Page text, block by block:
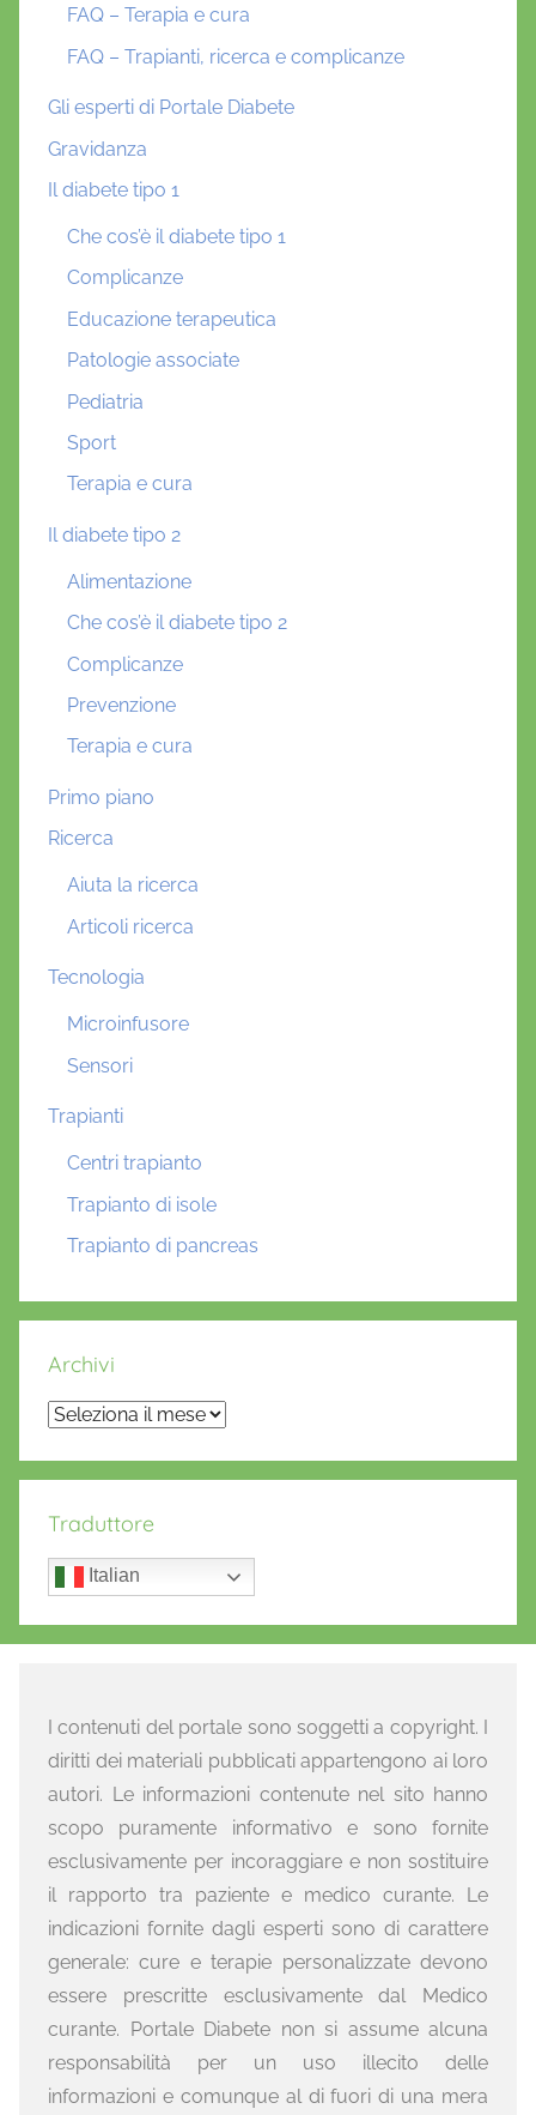
FAQ – Terapia e cura
FAQ – Trapianti, ricerca e complicanze
Gli esperti di Portale Diabete
Gravidanza
Il diabete tipo 1
Che cos’è il diabete tipo 1
Complicanze
Educazione terapeutica
Patologie associate
Pediatria
Sport
Terapia e cura
Il diabete tipo 2
Alimentazione
Che cos’è il diabete tipo 2
Complicanze
Prevenzione
Terapia e cura
Primo piano
Ricerca
Aiuta la ricerca
Articoli ricerca
Tecnologia
Microinfusore
Sensori
Trapianti
Centri trapianto
Trapianto di isole
Trapianto di pancreas
Archivi
Archivi
Traduttore
Italian
I contenuti del portale sono soggetti a copyright. I
diritti dei materiali pubblicati appartengono ai loro
autori. Le informazioni contenute nel sito hanno
scopo puramente informativo e sono fornite
esclusivamente per incoraggiare e non sostituire
il rapporto tra paziente e medico curante. Le
indicazioni fornite dagli esperti sono di carattere
generale: cure e terapie personalizzate devono
essere prescritte esclusivamente dal Medico
curante. Portale Diabete non si assume alcuna
responsabilità per un uso illecito delle
informazioni e comunque al di fuori di una mera